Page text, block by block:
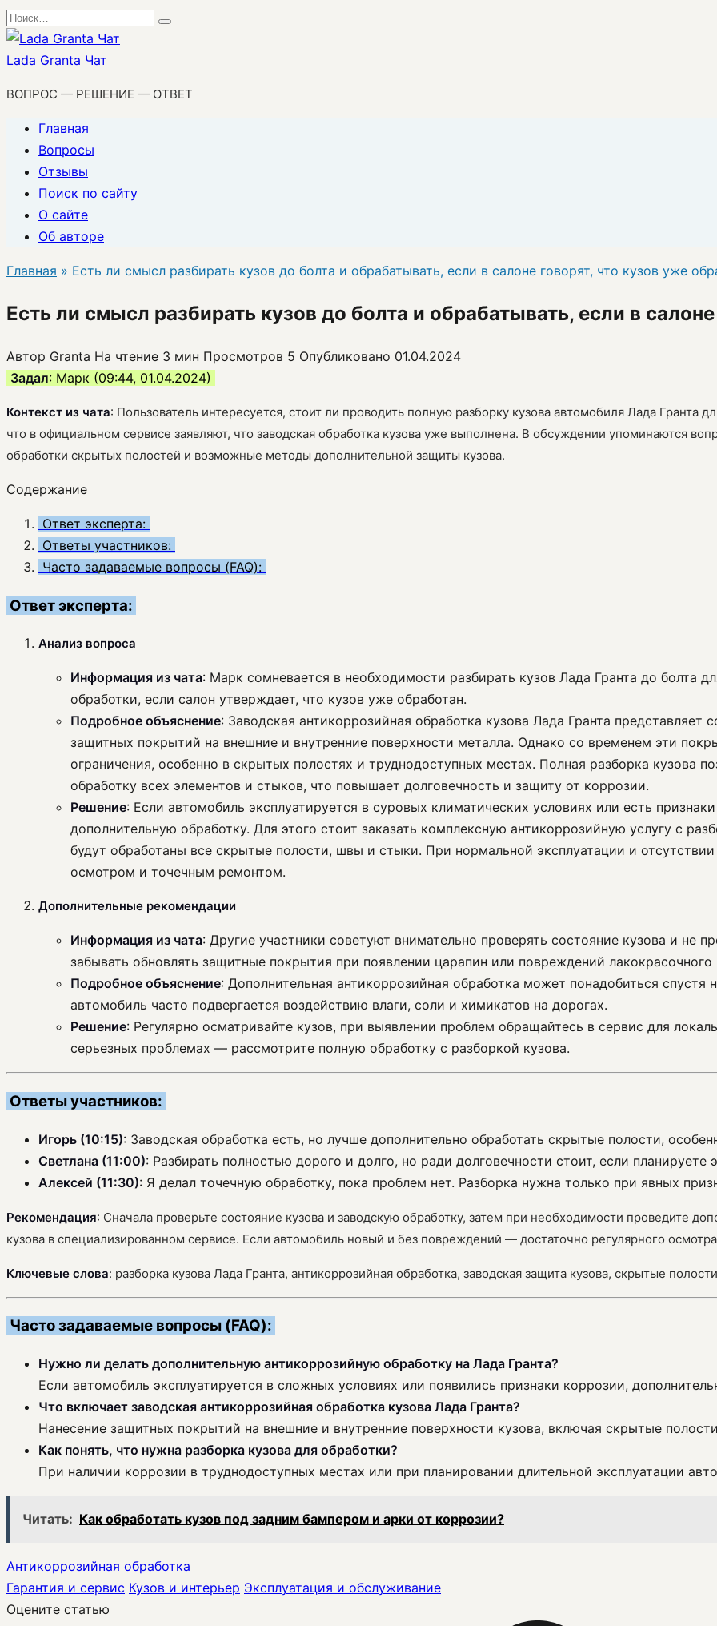
Перейти
к
содержанию
Search
for:
Lada Granta Чат
ВОПРОС — РЕШЕНИЕ — ОТВЕТ
Главная
Вопросы
Отзывы
Поиск по сайту
О сайте
Об авторе
Главная » Есть ли смысл разбирать кузов до болта и обрабатывать, если в салоне говорят, что кузов уже
Есть ли смысл разбирать кузов до болта и обрабатывать, если в
Автор Granta На чтение 3 мин Просмотров 5 Опубликовано 01.04.2024
Задал: Марк (09:44, 01.04.2024)
Контекст из чата: Пользователь интересуется, стоит ли проводить полную разборку кузова автомобиля Лада Гранта
что в официальном сервисе заявляют, что заводская обработка кузова уже выполнена. В обсуждении упоминаются
обработки скрытых полостей и возможные методы дополнительной защиты кузова.
Содержание
Ответ эксперта:
Ответы участников:
Часто задаваемые вопросы (FAQ):
Ответ эксперта:
Анализ вопроса
Информация из чата: Марк сомневается в необходимости разбирать кузов Лада Гранта до болта
обработки, если салон утверждает, что кузов уже обработан.
Подробное объяснение: Заводская антикоррозийная обработка кузова Лада Гранта
защитных покрытий на внешние и внутренние поверхности металла. Однако со временем эти
ограничения, особенно в скрытых полостях и труднодоступных местах. Полная разборка кузова
обработку всех элементов и стыков, что повышает долговечность и защиту от коррозии.
Решение: Если автомобиль эксплуатируется в суровых климатических условиях или есть
дополнительную обработку. Для этого стоит заказать комплексную антикоррозийную услугу с
будут обработаны все скрытые полости, швы и стыки. При нормальной эксплуатации и
осмотром и точечным ремонтом.
Дополнительные рекомендации
Информация из чата: Другие участники советуют внимательно проверять состояние кузова и не
забывать обновлять защитные покрытия при появлении царапин или повреждений лакокрасочного
Подробное объяснение: Дополнительная антикоррозийная обработка может понадобиться спустя
автомобиль часто подвергается воздействию влаги, соли и химикатов на дорогах.
Решение: Регулярно осматривайте кузов, при выявлении проблем обращайтесь в сервис для
серьезных проблемах — рассмотрите полную обработку с разборкой кузова.
Ответы участников:
Игорь (10:15): Заводская обработка есть, но лучше дополнительно обработать скрытые полости,
Светлана (11:00): Разбирать полностью дорого и долго, но ради долговечности стоит, если планируете
Алексей (11:30): Я делал точечную обработку, пока проблем нет. Разборка нужна только при явных
Рекомендация: Сначала проверьте состояние кузова и заводскую обработку, затем при необходимости проведите
кузова в специализированном сервисе. Если автомобиль новый и без повреждений — достаточно регулярного
Ключевые слова: разборка кузова Лада Гранта, антикоррозийная обработка, заводская защита кузова, скрытые
Часто задаваемые вопросы (FAQ):
Нужно ли делать дополнительную антикоррозийную обработку на Лада Гранта?
Если автомобиль эксплуатируется в сложных условиях или появились признаки коррозии,
Что включает заводская антикоррозийная обработка кузова Лада Гранта?
Нанесение защитных покрытий на внешние и внутренние поверхности кузова, включая скрытые
Как понять, что нужна разборка кузова для обработки?
При наличии коррозии в труднодоступных местах или при планировании длительной эксплуатации
Читать: Как обработать кузов под задним бампером и арки от коррозии?
Антикоррозийная обработка
Гарантия и сервис Кузов и интерьер Эксплуатация и обслуживание
Оцените статью